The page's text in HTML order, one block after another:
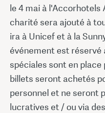
le 4 mai à l'Accorhotels
charité sera ajouté à
ira à Unicef et à la
événement est réservé
spéciales sont en
billets seront achetés
personnel et ne seront
lucratives et / ou via